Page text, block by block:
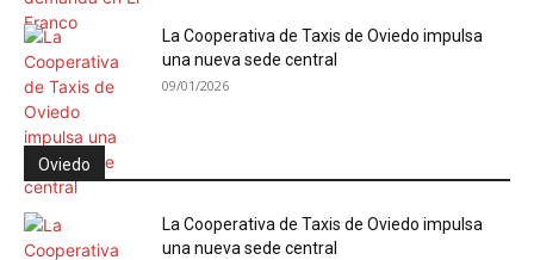
La Cooperativa de Taxis de Oviedo impulsa
una nueva sede central
09/01/2026
Oviedo
La Cooperativa de Taxis de Oviedo impulsa
una nueva sede central